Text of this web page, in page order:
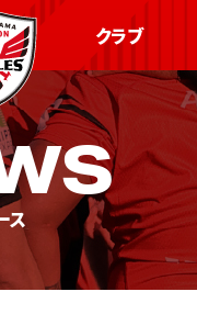
クラブ
ス